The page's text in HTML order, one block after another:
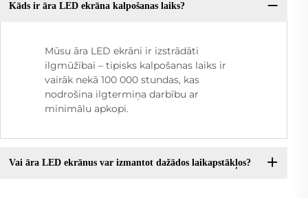
Kāds ir āra LED ekrāna kalpošanas laiks?
Mūsu āra LED ekrāni ir izstrādāti
ilgmūžībai – tipisks kalpošanas laiks ir
vairāk nekā 100 000 stundas, kas
nodrošina ilgtermiņa darbību ar
minimālu apkopi.
Vai āra LED ekrānus var izmantot dažādos laikapstākļos?